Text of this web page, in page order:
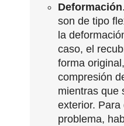
Deformación
son de tipo
la
caso, el
forma
compresión
mientras que
exterior.
problema,